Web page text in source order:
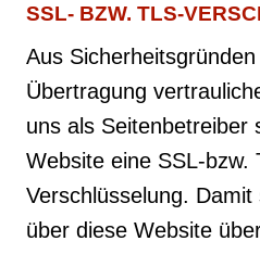
SSL- BZW. TLS-
Aus
Übertragung
uns als Seitenbetreiber
Website eine SSL-bzw.
Verschlüsselung.
über diese Website